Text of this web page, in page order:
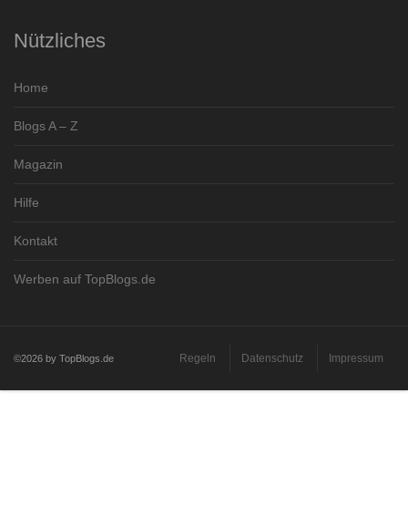
Nützliches
Home
Blogs A – Z
Magazin
Hilfe
Kontakt
Werben auf TopBlogs.de
©2026 by TopBlogs.de Regeln Datenschutz Impressum